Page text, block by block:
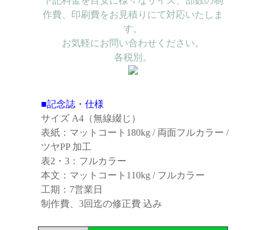
作費、印刷費をお見積りにて対応いたしま
す。
お気軽にお問い合わせください。
各税別。
■記念誌・仕様
サイズ A4（無線綴じ）
表紙：マットコート180kg / 両面フルカラー /
ツヤPP 加工
表2・3：フルカラー
本文：マットコート110kg / フルカラー
工期：7営業日
制作費、3回迄の修正費 込み